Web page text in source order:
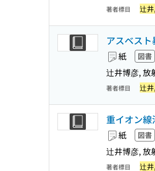
著者標目 辻
アスベス
紙 図書
辻井博彦, 放
著者標目 辻
重イオン
紙 図書
辻井博彦, 放
著者標目 辻